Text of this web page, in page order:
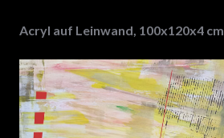
Acryl auf Leinwand, 100x120x4 cm